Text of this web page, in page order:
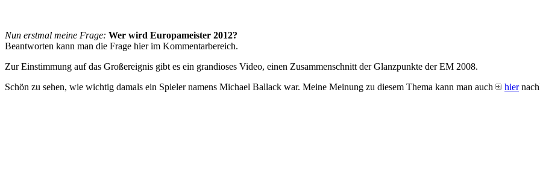
Nun erstmal meine Frage: Wer wird Europameister 2012?
Beantworten kann man die Frage hier im Kommentarbereich.
Zur Einstimmung auf das Großereignis gibt es ein grandioses Video, einen Zusammenschnitt der Glanzpunkte der EM 2008.
Schön zu sehen, wie wichtig damals ein Spieler namens Michael Ballack war. Meine Meinung zu diesem Thema kann man auch
hier